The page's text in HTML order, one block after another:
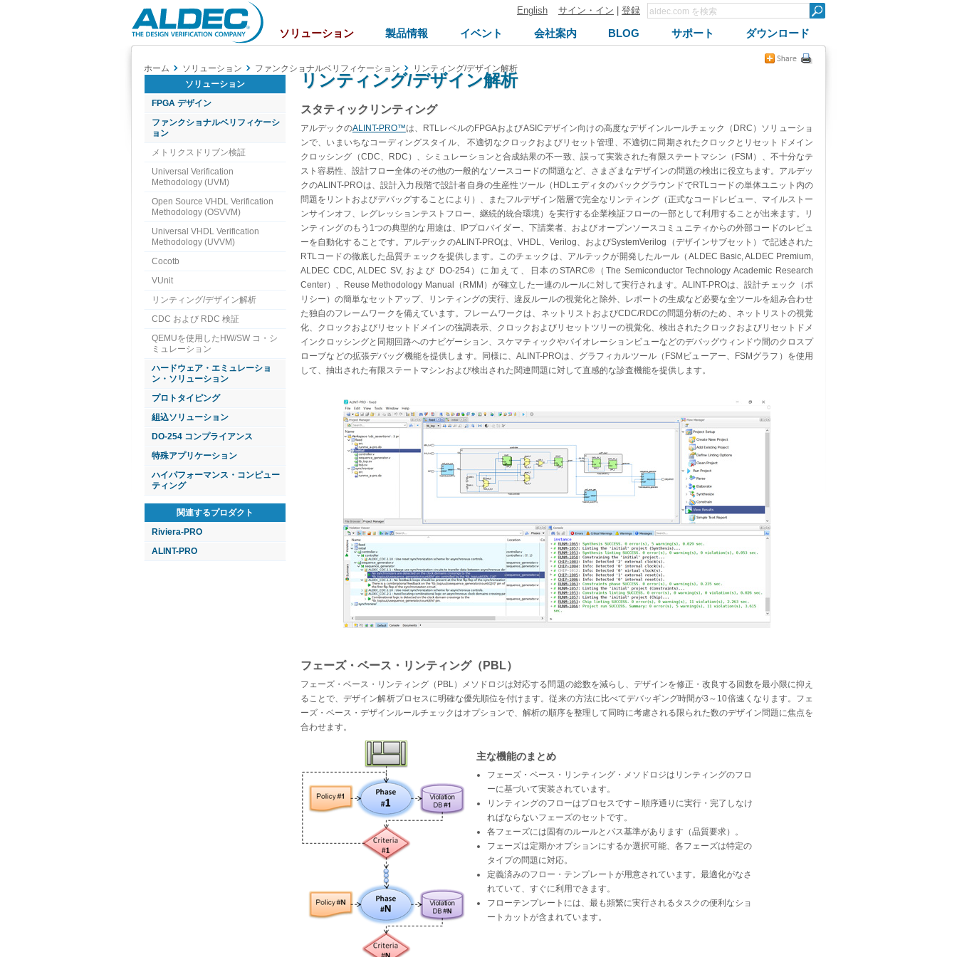
Aldec
Logo
English サイン・イン 登録
ソリューション 製品情報 イベント 会社案内 BLOG サポート ダウンロード
ホーム ソリューション ファンクショナルベリフィケーション
リンティング/デザイン解析
ソリューション
FPGA デザイン
ファンクショナルベリフィケーシ
ョン
メトリクスドリブン検証
Universal Verification
Methodology (UVM)
Open Source VHDL Verification
Methodology (OSVVM)
Universal VHDL Verification
Methodology (UVVM)
Cocotb
VUnit
リンティング/デザイン解析
CDC および RDC 検証
QEMUを使用したHW/SW コ・シ
ミュレーション
ハードウェア・エミュレーショ
ン・ソリューション
プロトタイピング
組込ソリューション
DO-254 コンプライアンス
特殊アプリケーション
ハイパフォーマンス・コンピュー
ティング
関連するプロダクト
Riviera-PRO
ALINT-PRO
リンティング/デザイン解析
スタティックリンティング
アルデックのALINT-PRO™は、RTLレベルのFPGAおよびASICデザイン向けの高度なデザインルールチェック（DRC）ソリューショ
ンで、いまいちなコーディングスタイル、 不適切なクロックおよびリセット管理、不適切に同期されたクロックとリセットドメイン
クロッシング（CDC、RDC）、シミュレーションと合成結果の不一致、誤って実装された有限ステートマシン（FSM）、不十分なテ
スト容易性、設計フロー全体のその他の一般的なソースコードの問題など、さまざまなデザインの問題の検出に役立ちます。アルデッ
クのALINT-PROは、設計入力段階で設計者自身の生産性ツール（HDLエディタのバックグラウンドでRTLコードの単体ユニット内の
問題をリントおよびデバッグすることにより）、またフルデザイン階層で完全なリンティング（正式なコードレビュー、マイルストー
ンサインオフ、レグレッションテストフロー、継続的統合環境）を実行する企業検証フローの一部として利用することが出来ます。リ
ンティングのもう1つの典型的な用途は、IPプロバイダー、下請業者、およびオープンソースコミュニティからの外部コードのレビュ
ーを自動化することです。アルデックのALINT-PROは、VHDL、Verilog、およびSystemVerilog（デザインサブセット）で記述された
RTLコードの徹底した品質チェックを提供します。このチェックは、アルテックが開発したルール（ALDEC Basic, ALDEC Premium,
ALDEC CDC, ALDEC SV, および DO-254）に加えて、日本のSTARC®（The Semiconductor Technology Academic Research
Center）、Reuse Methodology Manual（RMM）が確立した一連のルールに対して実行されます。ALINT-PROは、設計チェック（ポ
リシー）の簡単なセットアップ、リンティングの実行、違反ルールの視覚化と除外、レポートの生成など必要な全ツールを組み合わせ
た独自のフレームワークを備えています。フレームワークは、ネットリストおよびCDC/RDCの問題分析のため、ネットリストの視覚
化、クロックおよびリセットドメインの強調表示、クロックおよびリセットツリーの視覚化、検出されたクロックおよびリセットドメ
インクロッシングと同期回路へのナビゲーション、スケマティックやバイオレーションビューなどのデバッグウィンドウ間のクロスプ
ローブなどの拡張デバッグ機能を提供します。同様に、ALINT-PROは、グラフィカルツール（FSMビューアー、FSMグラフ）を使用
して、抽出された有限ステートマシンおよび検出された関連問題に対して直感的な診査機能を提供します。
フェーズ・ベース・リンティング（PBL）
フェーズ・ベース・リンティング（PBL）メソドロジは対応する問題の総数を減らし、デザインを修正・改良する回数を最小限に抑え
ることで、デザイン解析プロセスに明確な優先順位を付けます。従来の方法に比べてデバッギング時間が3～10倍速くなります。フェ
ーズ・ベース・デザインルールチェックはオプションで、解析の順序を整理して同時に考慮される限られた数のデザイン問題に焦点を
合わせます。
主な機能のまとめ
フェーズ・ベース・リンティング・メソドロジはリンティングのフロ
ーに基づいて実装されています。
リンティングのフローはプロセスです – 順序通りに実行・完了しなけ
ればならないフェーズのセットです。
各フェーズには固有のルールとパス基準があります（品質要求）。
フェーズは定期かオプションにするか選択可能、各フェーズは特定の
タイプの問題に対応。
定義済みのフロー・テンプレートが用意されています。最適化がなさ
れていて、すぐに利用できます。
フローテンプレートには、最も頻繁に実行されるタスクの便利なショ
ートカットが含まれています。